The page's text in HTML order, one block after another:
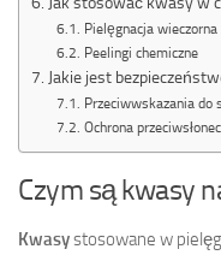
Pielęgnacja
Peelingi chemiczne
Jakie jest
Przeciwwskazania do
Ochrona
Czym są kwasy
Kwasystosowane w